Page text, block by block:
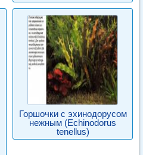
Горшочки с эхинодорусом
нежным (Echinodorus
tenellus)